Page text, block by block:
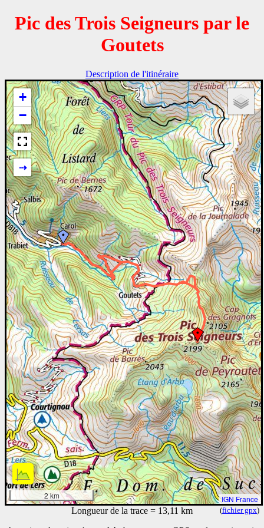
Pic des Trois Seigneurs par le
Goutets
Description de l'itinéraire
+
−
⇢
2 km IGN France
(fichier gpx)
Longueur de la trace = 13,11 km